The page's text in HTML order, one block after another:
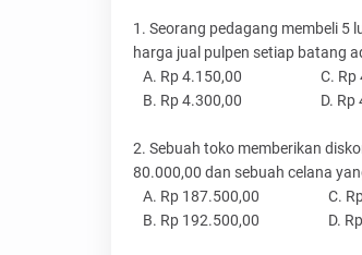
1. Seorang pedagang membeli 5
harga jual pulpen setiap batang
A. Rp 4.150,00 C. Rp
B. Rp 4.300,00 D. Rp
2. Sebuah toko memberikan
80.000,00 dan sebuah celana
A. Rp 187.500,00 C. Rp
B. Rp 192.500,00 D. Rp